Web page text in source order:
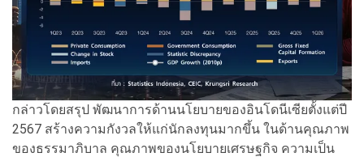
กล่าวโดยสรุป พัฒนาการด้านนโยบายของอินโดนีเซียตั้งแต่ปี
2567 สร้างความกังวลให้แก่นักลงทุนมากขึ้น ในด้านคุณภาพ
ของธรรมาภิบาล คุณภาพของนโยบายเศรษฐกิจ ความเป็น